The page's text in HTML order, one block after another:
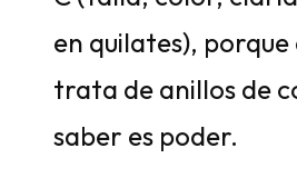
en quilates), porque
trata de anillos de
saber es poder.